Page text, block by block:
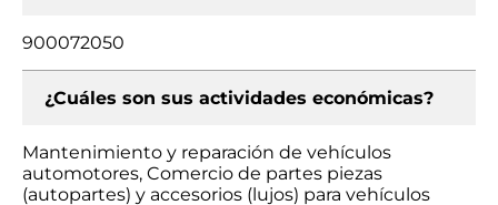
900072050
¿Cuáles son sus actividades económicas?
Mantenimiento y reparación de vehículos
automotores, Comercio de partes piezas
(autopartes) y accesorios (lujos) para vehículos